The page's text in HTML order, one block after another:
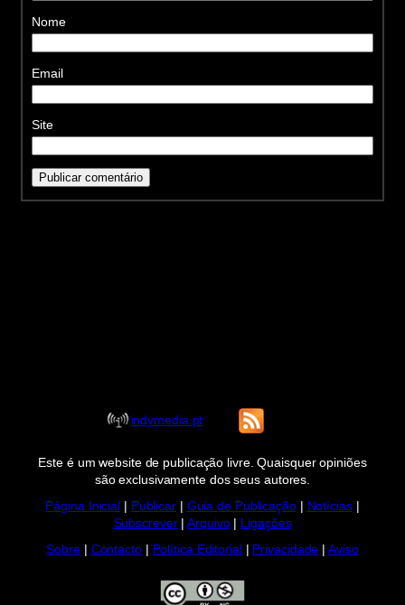
Nome
Email
Site
indymedia.pt
Este é um website de publicação livre. Quaisquer opiniões
são exclusivamente dos seus autores.
Página Inicial
Publicar| Guia de Publicação| Notícias|
Subscrever|Arquivo|
Ligações
Sobre| Contacto| Política Editorial Privacidade |Aviso